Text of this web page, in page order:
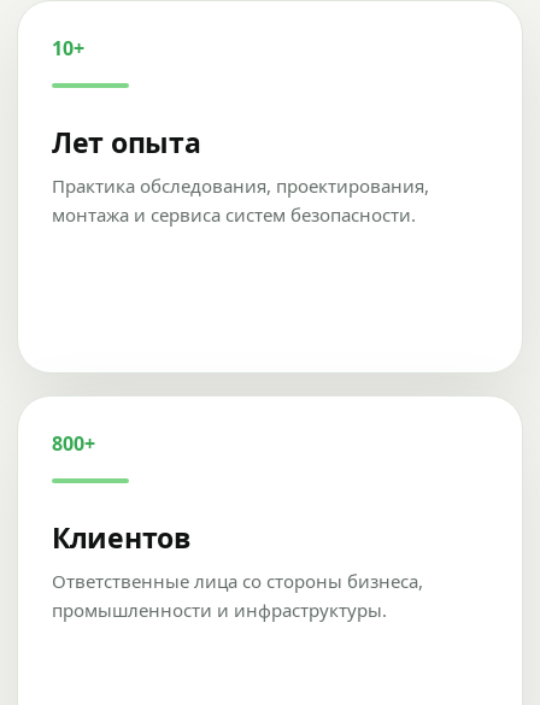
10+
Лет опыта
Практика обследования, проектирования,
монтажа и сервиса систем безопасности.
800+
Клиентов
Ответственные лица со стороны бизнеса,
промышленности и инфраструктуры.